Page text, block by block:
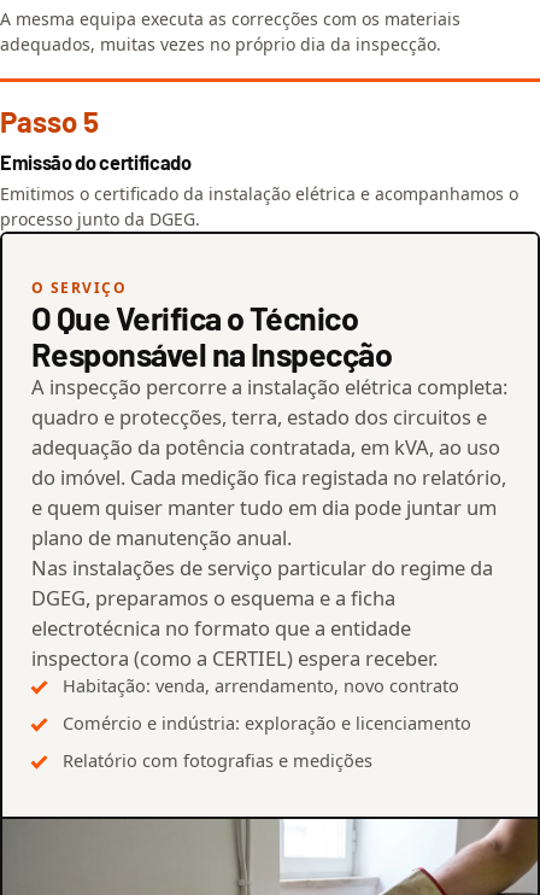
A mesma equipa executa as correcções com os materiais
adequados, muitas vezes no próprio dia da inspecção.
Passo 5
Emissão do certificado
Emitimos o certificado da instalação elétrica e acompanhamos o
processo junto da DGEG.
O SERVIÇO
O Que Verifica o Técnico
Responsável na Inspecção
A inspecção percorre a instalação elétrica completa:
quadro e protecções, terra, estado dos circuitos e
adequação da potência contratada, em kVA, ao uso
do imóvel. Cada medição fica registada no relatório,
e quem quiser manter tudo em dia pode juntar um
plano de manutenção anual.
Nas instalações de serviço particular do regime da
DGEG, preparamos o esquema e a ficha
electrotécnica no formato que a entidade
inspectora (como a CERTIEL) espera receber.
Habitação: venda, arrendamento, novo contrato
Comércio e indústria: exploração e licenciamento
Relatório com fotografias e medições